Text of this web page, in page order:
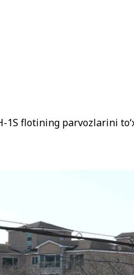
1S flotining parvozlarini